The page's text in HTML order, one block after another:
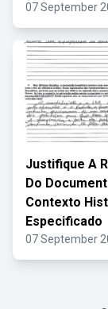
07 September
Justifique A
Do
Contexto
Especificado
07 September